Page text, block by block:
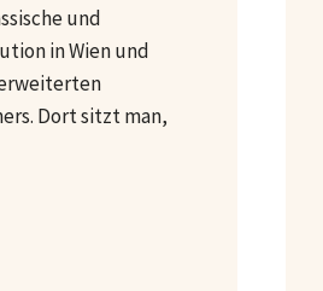
und
in Wien und
Dort sitzt man,